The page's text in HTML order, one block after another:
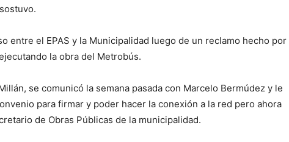
entre el EPAS y la Municipalidad luego de un reclamo hecho por
la obra del Metrobús.
se comunicó la semana pasada con Marcelo Bermúdez y le
para firmar y poder hacer la conexión a la red pero ahora
de Obras Públicas de la municipalidad.